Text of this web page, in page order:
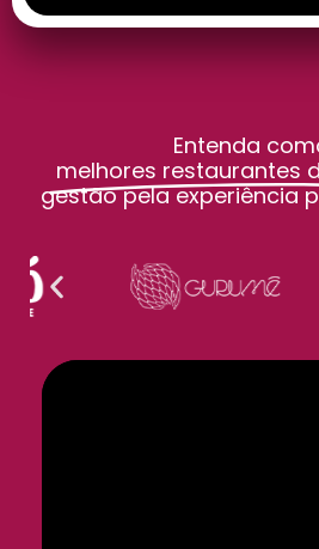
Entenda
melhores restaurantes
gestão pela experiência